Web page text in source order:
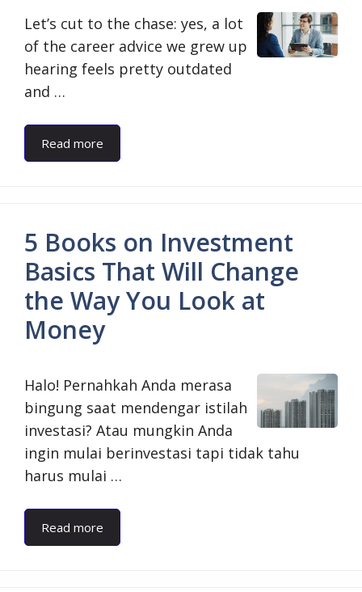
Let’s cut to the chase: yes, a lot
of the career advice we grew up
hearing feels pretty outdated
and …
Read more
5 Books on Investment
Basics That Will Change
the Way You Look at
Money
Halo! Pernahkah Anda merasa
bingung saat mendengar istilah
investasi? Atau mungkin Anda
ingin mulai berinvestasi tapi tidak tahu
harus mulai …
Read more